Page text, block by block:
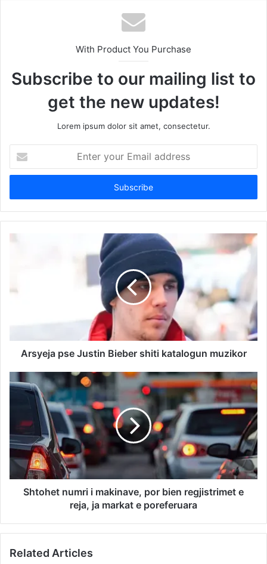
With Product You Purchase
Subscribe to our mailing list to
get the new updates!
Lorem ipsum dolor sit amet, consectetur.
your
Email
Arsyeja pse Justin Bieber shiti katalogun muzikor
Shtohet numri i makinave, por bien regjistrimet e
reja, ja markat e poreferuara
Related Articles